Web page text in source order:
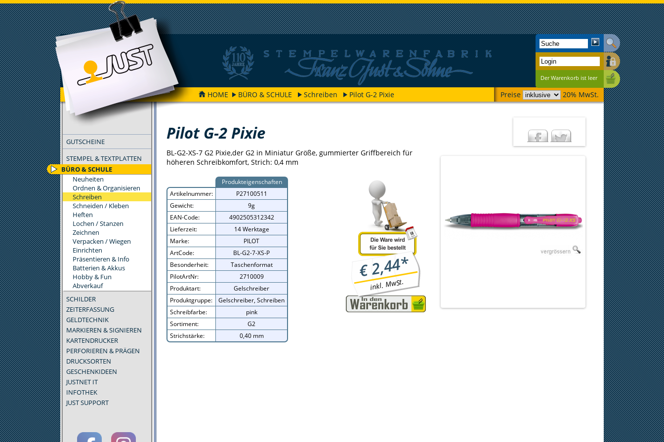
Der Warenkorb ist leer
Preise 20% MwSt.
HOME BÜRO & SCHULE Schreiben Pilot G-2 Pixie
GUTSCHEINE
STEMPEL & TEXTPLATTEN
BÜRO & SCHULE
Neuheiten
Ordnen & Organisieren
Schreiben
Schneiden / Kleben
Heften
Lochen / Stanzen
Zeichnen
Verpacken / Wiegen
Einrichten
Präsentieren & Info
Batterien & Akkus
Hobby & Fun
Abverkauf
SCHILDER
ZEITERFASSUNG
GELDTECHNIK
MARKIEREN & SIGNIEREN
KARTENDRUCKER
PERFORIEREN & PRÄGEN
DRUCKSORTEN
GESCHENKIDEEN
JUSTNET IT
INFOTHEK
JUST SUPPORT
FILTER
Pilot G-2 Pixie
BL-G2-XS-7 G2 Pixie,der G2 in Miniatur Größe, gummierter Griffbereich für
höheren Schreibkomfort, Strich: 0,4 mm
€2,44*
inkl. MwSt.
Produkteigenschaften
Artikelnummer:
P27100511
Gewicht:
9g
EAN-Code:
4902505312342
Lieferzeit:
14 Werktage
Marke:
PILOT
ArtCode:
BL-G2-7-XS-P
Besonderheit:
Taschenformat
PilotArtNr:
2710009
Produktart:
Gelschreiber
Produktgruppe:
Gelschreiber, Schreiben
Schreibfarbe:
pink
Sortiment:
G2
Strichstärke:
0,40 mm